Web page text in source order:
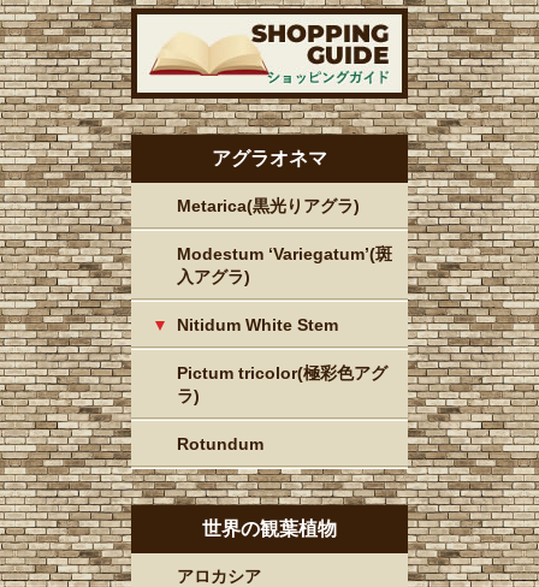
アグラオネマ
Metarica(黒光りアグラ)
Modestum ‘Variegatum’(斑
入アグラ)
Nitidum White Stem
Pictum tricolor(極彩色アグ
ラ)
Rotundum
世界の観葉植物
アロカシア